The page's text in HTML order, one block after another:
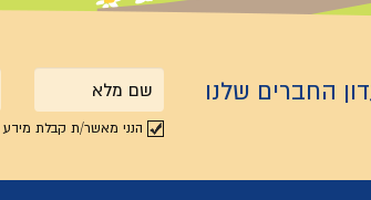
החברים שלנו
שם הנני מאשר/ת קבלת מידע